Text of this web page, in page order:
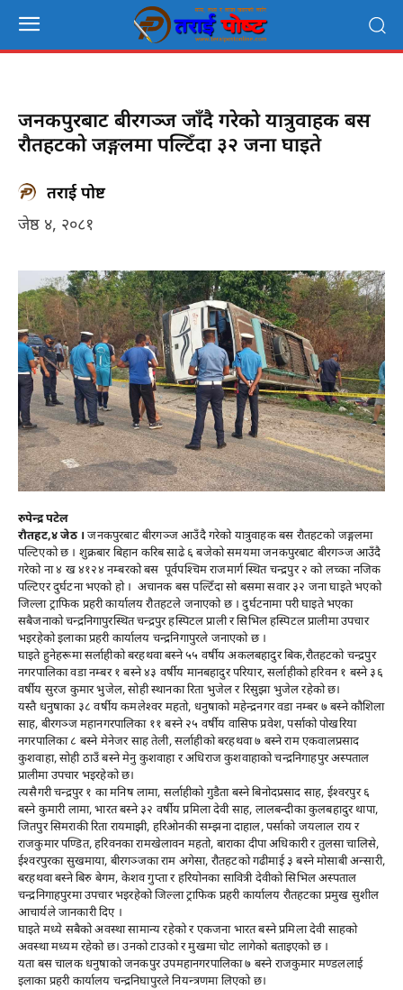
जनकपुरबाट बीरगञ्ज जाँदै गरेको यात्रुवाहक बस
रौतहटको जङ्गलमा पल्टिँदा ३२ जना घाइते
तराई पोष्ट
जेष्ठ ४, २०८१
रुपेन्द्र पटेल
रौतहट,४ जेठ ।जनकपुरबाट बीरगञ्ज आउँदै गरेको यात्रुवाहक बस रौतहटको जङ्गलमा
पल्टिएको छ । शुक्रबार बिहान करिब साढे ६ बजेको समयमा जनकपुरबाट बीरगञ्ज आउँदै
गरेको ना ४ ख४१२४ नम्बरको बस पूर्वपश्चिम राजमार्ग स्थित चन्द्रपुर २ को लच्का नजिक
पल्टिएर दुर्घटना भएको हो । अचानक बस पल्टिँदा सो बसमा सवार ३२ जना घाइते भएको
जिल्ला ट्राफिक प्रहरी कार्यालय रौतहटले जनाएको छ । दुर्घटनामा परी घाइते भएका
सबैजनाको चन्द्रनिगापुरस्थित चन्द्रपुर हस्पिटल प्राली र सिभिल हस्पिटल प्रालीमा उपचार
भइरहेको इलाका प्रहरी कार्यालय चन्द्रनिगापुरले जनाएको छ ।
घाइते हुनेहरूमा सर्लाहीको बरहथवा बस्ने ५५ वर्षीय अकलबहादुर बिक,रौतहटको चन्द्रपुर
नगरपालिका वडा नम्बर १ बस्ने ४३ वर्षीय मानबहादुर परियार, सर्लाहीको हरिवन १ बस्ने ३६
वर्षीय सुरज कुमार भुजेल, सोही स्थानका रिता भुजेल र रिसुझा भुजेल रहेको छ।
यस्तै धनुषाका ३८ वर्षीय कमलेश्वर महतो, धनुषाको महेन्द्रनगर वडा नम्बर ७ बस्ने कौशिला
साह, बीरगञ्ज महानगरपालिका ११ बस्ने २५ वर्षीय वासिफ प्रवेश, पर्साको पोखरिया
नगरपालिका ८ बस्ने मेनेजर साह तेली, सर्लाहीको बरहथवा ७ बस्ने राम एकवालप्रसाद
कुशवाहा, सोही ठाउँ बस्ने मेनु कुशवाहा र अधिराज कुशवाहाको चन्द्रनिगाहपुर अस्पताल
प्रालीमा उपचार भइरहेको छ।
त्यसैगरी चन्द्रपुर १ का मनिष लामा, सर्लाहीको गुडैता बस्ने बिनोदप्रसाद साह, ईश्वरपुर ६
बस्ने कुमारी लामा, भारत बस्ने ३२ वर्षीय प्रमिला देवी साह, लालबन्दीका कुलबहादुर थापा,
जितपुर सिमराकी रिता रायमाझी, हरिओनकी सम्झना दाहाल, पर्साको जयलाल राय र
राजकुमार पण्डित, हरिवनका रामखेलावन महतो, बाराका दीपा अधिकारी र तुलसा चालिसे,
ईश्वरपुरका सुखमाया, बीरगञ्जका राम अगेसा, रौतहटको गढीमाई ३ बस्ने मोसाबी अन्सारी,
बरहथवा बस्ने बिरु बेगम, केशव गुप्ता र हरियोनका सावित्री देवीको सिभिल अस्पताल
चन्द्रनिगाहपुरमा उपचार भइरहेको जिल्ला ट्राफिक प्रहरी कार्यालय रौतहटका प्रमुख सुशील
आचार्यले जानकारी दिए ।
घाइते मध्ये सबैको अवस्था सामान्य रहेको र एकजना भारत बस्ने प्रमिला देवी साहको
अवस्था मध्यम रहेको छ। उनको टाउको र मुखमा चोट लागेको बताइएको छ ।
यता बस चालक धनुषाको जनकपुर उपमहानगरपालिका ७ बस्ने राजकुमार मण्डललाई
इलाका प्रहरी कार्यालय चन्द्रनिघापुरले नियन्त्रणमा लिएको छ।